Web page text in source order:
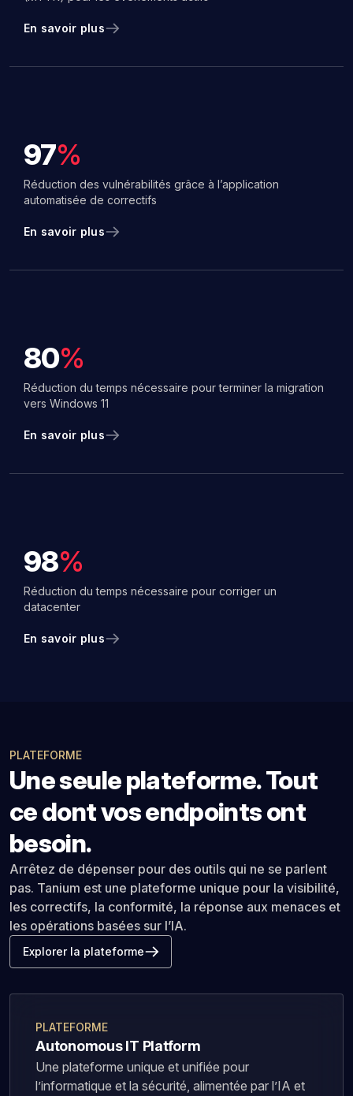
En savoir plus
97%
Réduction des vulnérabilités grâce à l’application
automatisée de correctifs
En savoir plus
80%
Réduction du temps nécessaire pour terminer la migration
vers Windows 11
En savoir plus
98%
Réduction du temps nécessaire pour corriger un
datacenter
En savoir plus
PLATEFORME
Une seule plateforme. Tout
ce dont vos endpoints ont
besoin.
Arrêtez de dépenser pour des outils qui ne se parlent
pas. Tanium est une plateforme unique pour la visibilité,
les correctifs, la conformité, la réponse aux menaces et
les opérations basées sur l’IA.
Explorer la plateforme
PLATEFORME
Autonomous IT Platform
Une plateforme unique et unifiée pour
l’informatique et la sécurité, alimentée par l’IA et